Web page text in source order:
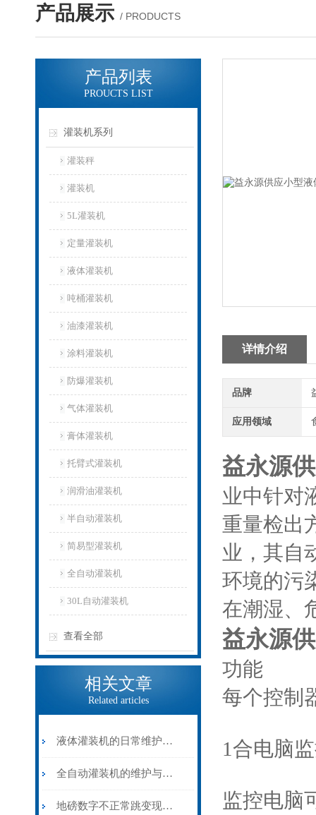
产品展示 / PRODUCTS
产品列表
PROUCTS LIST
灌装机系列
灌装秤
灌装机
5L灌装机
定量灌装机
液体灌装机
吨桶灌装机
油漆灌装机
涂料灌装机
防爆灌装机
气体灌装机
膏体灌装机
托臂式灌装机
润滑油灌装机
半自动灌装机
简易型灌装机
全自动灌装机
30L自动灌装机
查看全部
相关文章
Related articles
液体灌装机的日常维护和保养
全自动灌装机的维护与保养
地磅数字不正常跳变现象分析及处理
详情介绍
品牌
应用领域
益永源
业中针对
重量检出
业，其自
环境的污
在潮湿、
益永源
功能
每个控制
1合电脑
监控电脑